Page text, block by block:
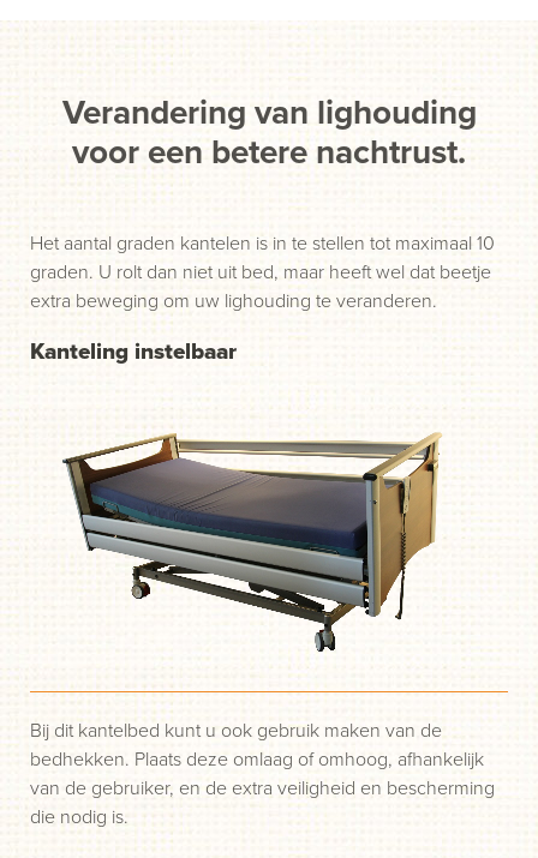
Verandering van lighouding
voor een betere nachtrust.
Kanteling instelbaar
Het aantal graden kantelen is in te stellen tot maximaal 10
graden. U rolt dan niet uit bed, maar heeft wel dat beetje
extra beweging om uw lighouding te veranderen.
Bij dit kantelbed kunt u ook gebruik maken van de
bedhekken. Plaats deze omlaag of omhoog, afhankelijk
van de gebruiker, en de extra veiligheid en bescherming
die nodig is.